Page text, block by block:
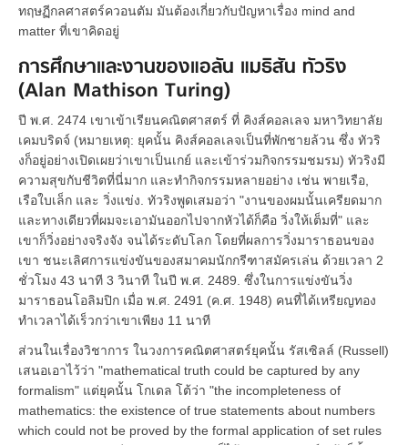
ทฤษฏีกลศาสตร์ควอนตัม มันต้องเกี่ยวกับปัญหาเรื่อง mind and
matter ที่เขาคิดอยู่
การศึกษาและงานของแอลัน แมธิสัน ทัวริง
(Alan Mathison Turing)
ปี พ.ศ. 2474 เขาเข้าเรียนคณิตศาสตร์ ที่ คิงส์คอลเลจ มหาวิทยาลัย
เคมบริดจ์ (หมายเหตุ: ยุคนั้น คิงส์คอลเลจเป็นที่พักชายล้วน ซึ่ง ทัวริ
งก็อยู่อย่างเปิดเผยว่าเขาเป็นเกย์ และเข้าร่วมกิจกรรมชมรม) ทัวริงมี
ความสุขกับชีวิตที่นี่มาก และทำกิจกรรมหลายอย่าง เช่น พายเรือ,
เรือใบเล็ก และ วิ่งแข่ง. ทัวริงพูดเสมอว่า "งานของผมนั้นเครียดมาก
และทางเดียวที่ผมจะเอามันออกไปจากหัวได้ก็คือ วิ่งให้เต็มที่" และ
เขาก็วิ่งอย่างจริงจัง จนได้ระดับโลก โดยที่ผลการวิ่งมาราธอนของ
เขา ชนะเลิศการแข่งขันของสมาคมนักกรีฑาสมัครเล่น ด้วยเวลา 2
ชั่วโมง 43 นาที 3 วินาที ในปี พ.ศ. 2489. ซึ่งในการแข่งขันวิ่ง
มาราธอนโอลิมปิก เมื่อ พ.ศ. 2491 (ค.ศ. 1948) คนที่ได้เหรียญทอง
ทำเวลาได้เร็วกว่าเขาเพียง 11 นาที
ส่วนในเรื่องวิชาการ ในวงการคณิตศาสตร์ยุคนั้น รัสเซิลล์ (Russell)
เสนอเอาไว้ว่า "mathematical truth could be captured by any
formalism" แต่ยุคนั้น โกเดล โต้ว่า "the incompleteness of
mathematics: the existence of true statements about numbers
which could not be proved by the formal application of set rules